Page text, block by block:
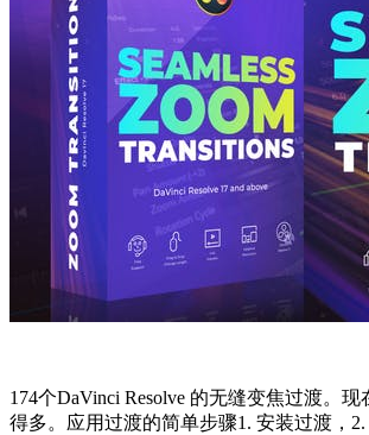
174个DaVinci Resolve 的无缝变焦过渡。
得多。应用过渡的简单步骤1. 安装过渡，